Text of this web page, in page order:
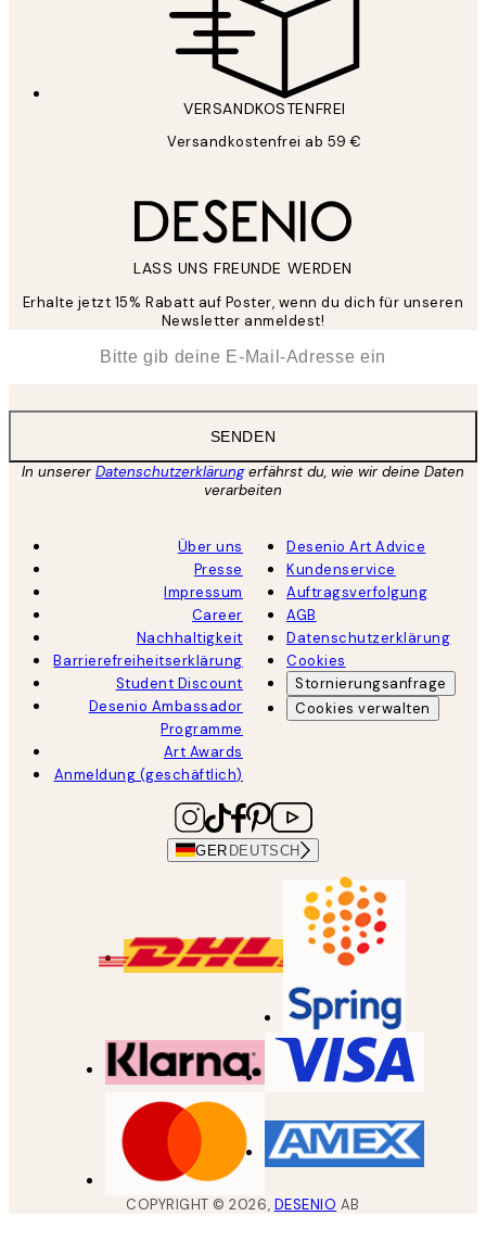
VERSANDKOSTENFREI
Versandkostenfrei ab 59 €
LASS UNS FREUNDE WERDEN
Erhalte jetzt 15% Rabatt auf Poster, wenn du dich für unseren
Newsletter anmeldest!
SENDEN
In unsererDatenschutzerklärungerfährst du, wie wir deine Daten
verarbeiten
Über uns
Presse
Impressum
Career
Nachhaltigkeit
Barrierefreiheitserklärung
Student Discount
Desenio Ambassador
Programme
Art Awards
Anmeldung (geschäftlich)
Desenio Art Advice
Kundenservice
Auftragsverfolgung
AGB
Datenschutzerklärung
Cookies
Stornierungsanfrage
Cookies verwalten
GER DEUTSCH
COPYRIGHT ©2026, DESENIO AB